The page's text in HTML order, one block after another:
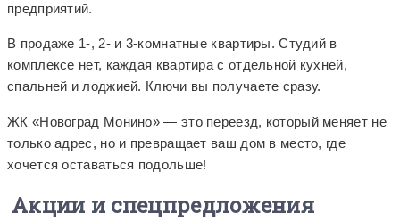
предприятий.
В продаже 1-, 2- и 3-комнатные квартиры. Студий в
комплексе нет, каждая квартира с отдельной кухней,
спальней и лоджией. Ключи вы получаете сразу.
ЖК «Новоград Монино» — это переезд, который меняет не
только адрес, но и превращает ваш дом в место, где
хочется оставаться подольше!
Акции и спецпредложения